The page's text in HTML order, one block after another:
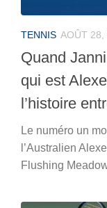
TENNIS AOÛT 28,
Quand
qui est
l’histoire
Le numéro un
l’Australien
Flushing